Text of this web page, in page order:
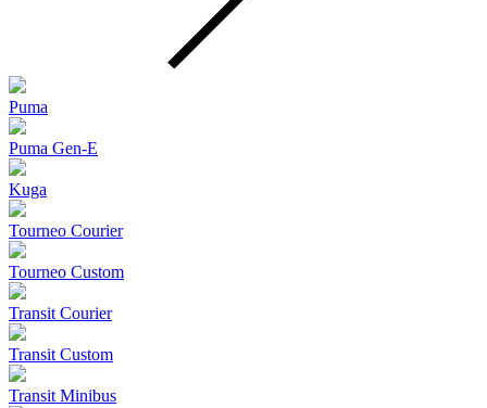
Puma
Puma Gen‑E
Kuga
Tourneo Courier
Tourneo Custom
Transit Courier
Transit Custom
Transit Minibus